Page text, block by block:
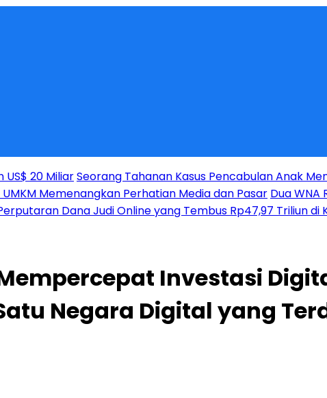
20 MiliarSeorang Tahanan Kasus Pencabulan Anak
Memenangkan Perhatian Media dan Pasar Dua WNA
Dana Judi Online yang Tembus Rp47,97 Triliun
Investasi
Negara Digital yang